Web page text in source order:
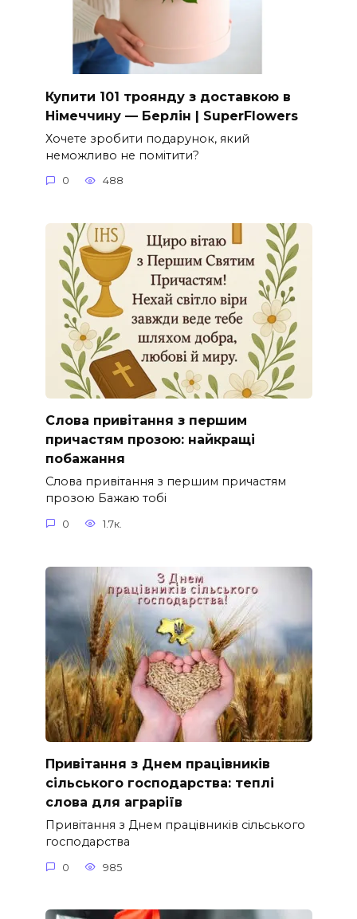
Купити 101 троянду з доставкою в
Німеччину — Берлін | SuperFlowers
Хочете зробити подарунок, який
неможливо не помітити?
0 488
Слова привітання з першим
причастям прозою: найкращі
побажання
Слова привітання з першим причастям
прозою Бажаю тобі
0 1.7к.
Привітання з Днем працівників
сільського господарства: теплі
слова для аграріїв
Привітання з Днем працівників сільського
господарства
0 985